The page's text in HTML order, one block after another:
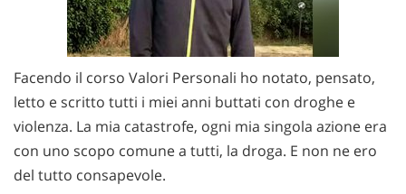
Facendo il corso Valori Personali ho notato, pensato,
letto e scritto tutti i miei anni buttati con droghe e
violenza. La mia catastrofe, ogni mia singola azione era
con uno scopo comune a tutti, la droga. E non ne ero
del tutto consapevole.